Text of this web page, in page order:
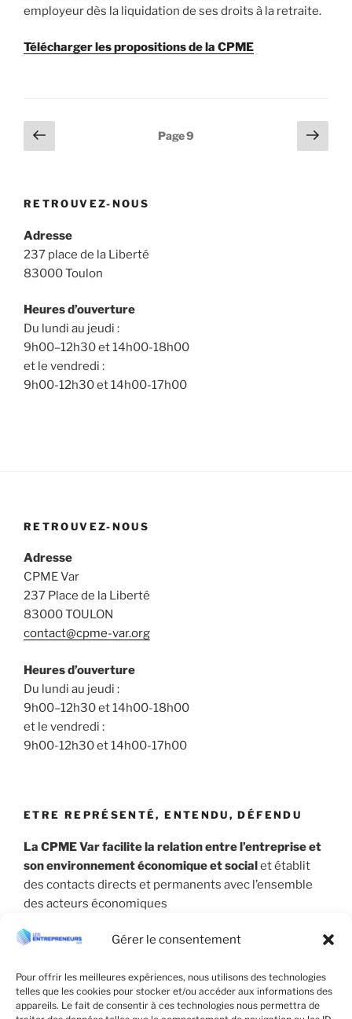
Gérer le consentement
Pour offrir les meilleures expériences, nous utilisons des technologies
telles que les cookies pour stocker et/ou accéder aux informations des
appareils. Le fait de consentir à ces technologies nous permettra de
employeur dès la liquidation de ses droits à la retraite.
Télécharger les propositions de la CPME
Pagination
des
Page
précédente
Page9
Page
RETROUVEZ-NOUS
Adresse
237 place de la Liberté
83000 Toulon
Heures d’ouverture
Du lundi au jeudi :
9h00–12h30 et 14h00-18h00
et le vendredi :
9h00-12h30 et 14h00-17h00
RETROUVEZ-NOUS
Adresse
CPME Var
237 Place de la Liberté
83000 TOULON
contact@cpme-var.org
Heures d’ouverture
Du lundi au jeudi :
9h00–12h30 et 14h00-18h00
et le vendredi :
9h00-12h30 et 14h00-17h00
ETRE REPRÉSENTÉ, ENTENDU, DÉFENDU
La CPME Var facilite la relation entre l’entreprise et
son environnement économique et socialet établit
des contacts directs et permanents avec l’ensemble
des acteurs économiques